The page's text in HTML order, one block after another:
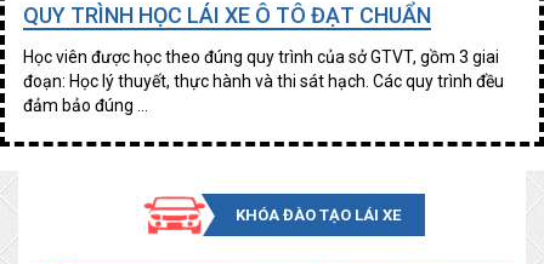
QUY TRÌNH HỌC LÁI XE Ô TÔ ĐẠT CHUẨN
Học viên được học theo đúng quy trình của sở GTVT, gồm 3 giai
đoạn: Học lý thuyết, thực hành và thi sát hạch. Các quy trình đều
đảm bảo đúng ...
KHÓA ĐÀO TẠO LÁI XE